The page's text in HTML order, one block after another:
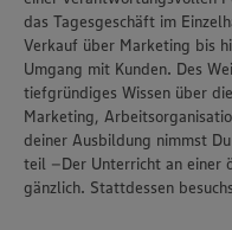
das Tagesgeschäft im
Verkauf über Marketing bis
Umgang mit Kunden. Des
tiefgründiges Wissen über
Marketing,
deiner Ausbildung nimmst
teil –Der Unterricht an einer
gänzlich. Stattdessen